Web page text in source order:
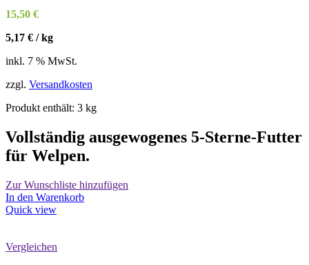
15,50 €
5,17 € /kg
inkl. 7 % MwSt.
zzgl. Versandkosten
Produkt enthält: 3 kg
Vollständig ausgewogenes 5-Sterne-Futter
für Welpen.
Zur Wunschliste hinzufügen
In den Warenkorb
Quick view
Vergleichen